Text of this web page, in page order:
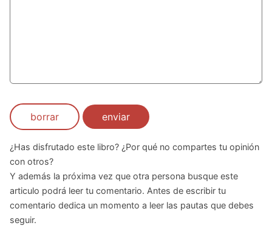
borrar enviar
¿Has disfrutado este libro? ¿Por qué no compartes tu opinión
con otros?
Y además la próxima vez que otra persona busque este
articulo podrá leer tu comentario. Antes de escribir tu
comentario dedica un momento a leer las pautas que debes
seguir.